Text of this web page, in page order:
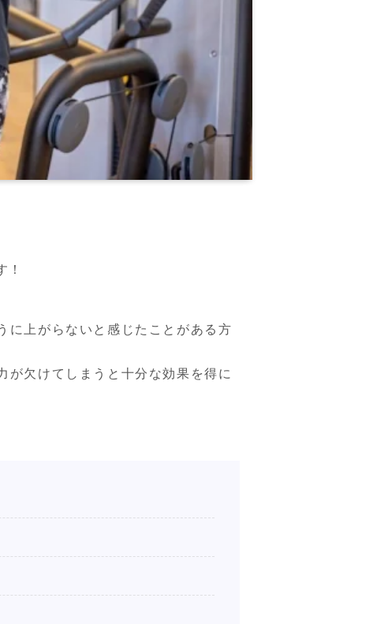
に上がらないと感じたことがある方
が欠けてしまうと十分な効果を得に